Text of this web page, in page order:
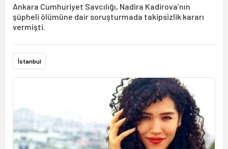
Ankara Cumhuriyet Savcılığı, Nadira Kadirova’nın
şüpheli ölümüne dair soruşturmada takipsizlik kararı
vermişti.
İstanbul